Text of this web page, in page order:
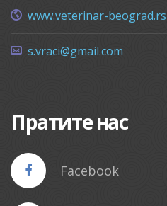
www.veterinar-beograd.rs
s.vraci@gmail.com
Пратите нас
Facebook